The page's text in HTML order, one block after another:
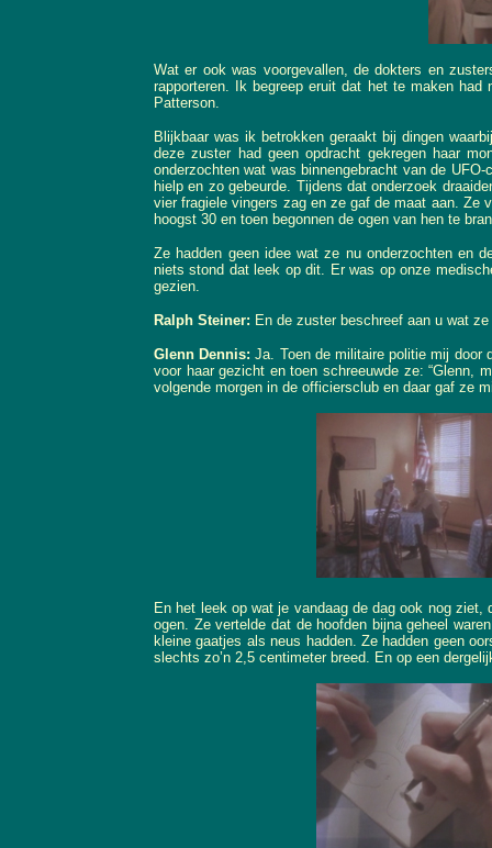
Wat er ook was voorgevallen, de dokters en
rapporteren. Ik begreep eruit dat het te maken
Patterson.
Blijkbaar was ik betrokken geraakt bij dingen
deze zuster had geen opdracht gekregen haar
onderzochten wat was binnengebracht van de
hielp en zo gebeurde. Tijdens dat onderzoek
vier fragiele vingers zag en ze gaf de maat aan. Ze
hoogst 30 en toen begonnen de ogen van hen te
Ze hadden geen idee wat ze nu onderzochten en
niets stond dat leek op dit. Er was op onze
gezien.
Ralph Steiner: En de zuster beschreef aan u wat ze
Glenn Dennis: Ja. Toen de militaire politie mij door
voor haar gezicht en toen schreeuwde ze: “Glenn,
volgende morgen in de officiersclub en daar gaf ze
En het leek op wat je vandaag de dag ook nog
ogen. Ze vertelde dat de hoofden bijna geheel
kleine gaatjes als neus hadden. Ze hadden geen
slechts zo’n 2,5 centimeter breed. En op een